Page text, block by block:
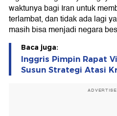
waktunya bagi Iran untuk
terlambat, dan tidak ada lagi
masih bisa menjadi negara
Baca juga:
Inggris Pimpin Rapat
Susun Strategi Atasi